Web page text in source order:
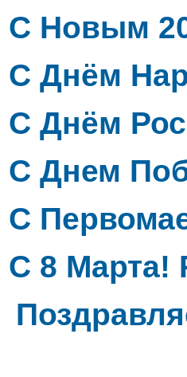
С Новым
C Днём
С Днём
С Днем
С
C 8 Марта!